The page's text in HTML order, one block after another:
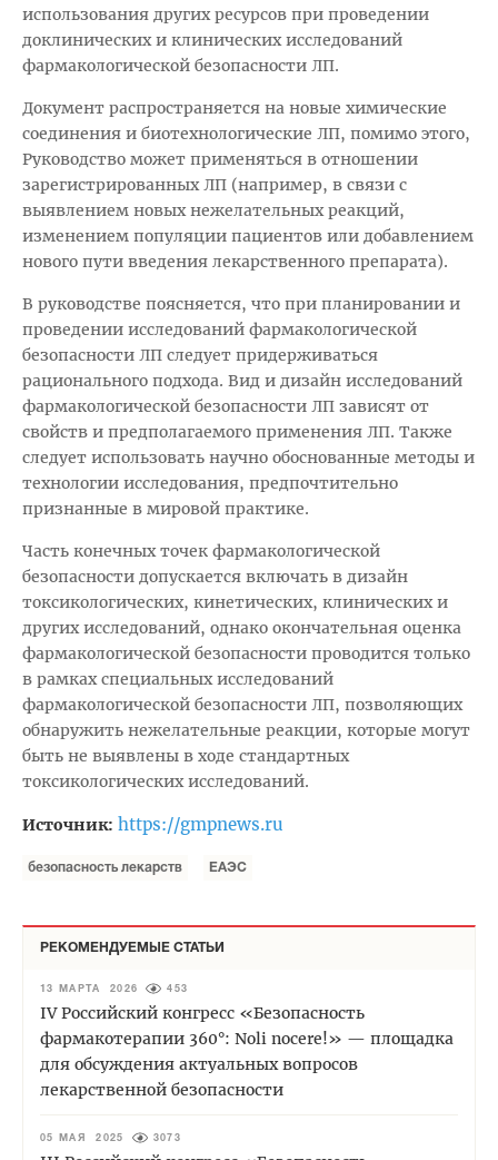
использования других ресурсов при проведении
доклинических и клинических исследований
фармакологической безопасности ЛП.
Документ распространяется на новые химические
соединения и биотехнологические ЛП, помимо этого,
Руководство может применяться в отношении
зарегистрированных ЛП (например, в связи с
выявлением новых нежелательных реакций,
изменением популяции пациентов или добавлением
нового пути введения лекарственного препарата).
В руководстве поясняется, что при планировании и
проведении исследований фармакологической
безопасности ЛП следует придерживаться
рационального подхода. Вид и дизайн исследований
фармакологической безопасности ЛП зависят от
свойств и предполагаемого применения ЛП. Также
следует использовать научно обоснованные методы и
технологии исследования, предпочтительно
признанные в мировой практике.
Часть конечных точек фармакологической
безопасности допускается включать в дизайн
токсикологических, кинетических, клинических и
других исследований, однако окончательная оценка
фармакологической безопасности проводится только
в рамках специальных исследований
фармакологической безопасности ЛП, позволяющих
обнаружить нежелательные реакции, которые могут
быть не выявлены в ходе стандартных
токсикологических исследований.
Источник: https://gmpnews.ru
безопасность лекарств ЕАЭС
РЕКОМЕНДУЕМЫЕ СТАТЬИ
13 МАРТА 2026 453
IV Российский конгресс «Безопасность
фармакотерапии 360°: Noli nocere!» — площадка
для обсуждения актуальных вопросов
лекарственной безопасности
05 МАЯ 2025 3073